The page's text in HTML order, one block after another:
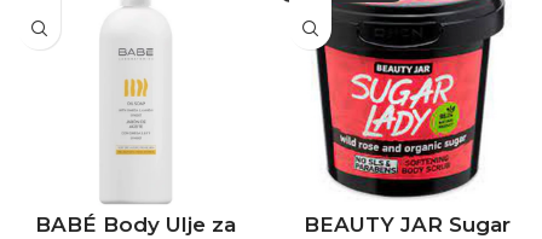
BABÉ Body Ulje za
BEAUTY JAR Sugar